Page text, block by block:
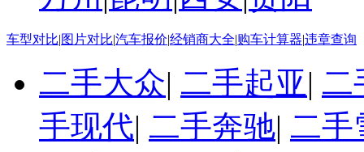
车型对比|图片对比|汽车报价|经销商大全|购车计算器|违章查询
二手大众| 二手起亚| 二
手现代| 二手奔驰| 二手